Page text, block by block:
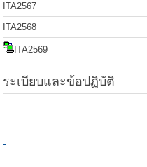
ITA2567
ITA2568
ITA2569
ระเบียบและข้อปฏิบัติ